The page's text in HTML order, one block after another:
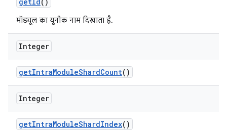
मॉड्यूल का यूनीक नाम दिखाता है.
Integer
getIntraModuleShardCount()
Integer
getIntraModuleShardIndex()